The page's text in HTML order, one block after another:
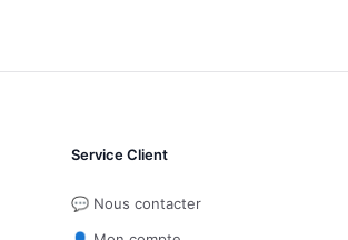
Service Client
💬 Nous contacter